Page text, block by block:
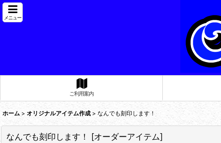
メニュー
ご利用案内
ホーム > オリジナルアイテム作成 > なんでも刻印します！
なんでも刻印します！ [オーダーアイテム]